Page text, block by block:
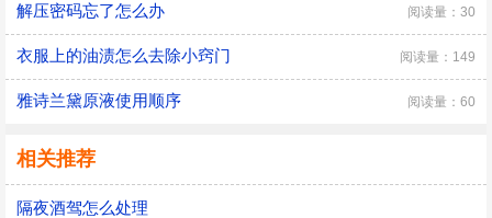
解压密码忘了怎么办 阅读量：30
衣服上的油渍怎么去除小窍门 阅读量：149
雅诗兰黛原液使用顺序 阅读量：60
相关推荐
隔夜酒驾怎么处理